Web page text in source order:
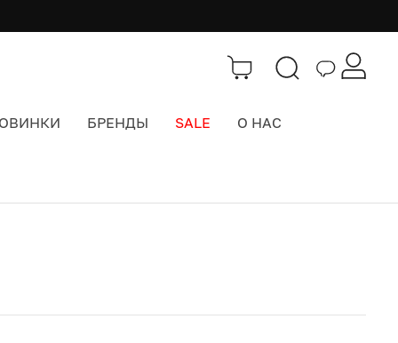
БРЕНДЫ SALE О НАС